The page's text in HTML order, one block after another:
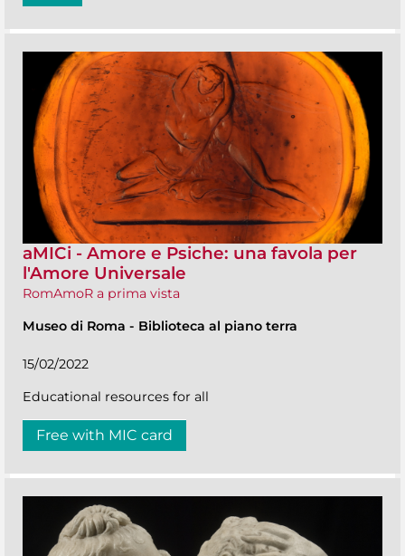
aMICi - Amore e Psiche: una favola per
l'Amore Universale
RomAmoR a prima vista
Museo di Roma - Biblioteca al piano terra
15/02/2022
Educational resources for all
Free with MIC card